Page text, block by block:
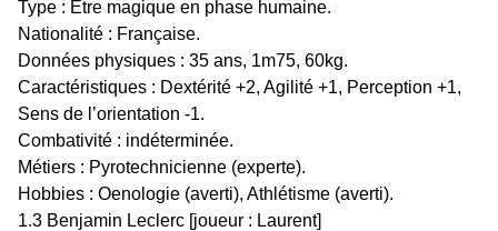
Type : Etre magique en phase humaine.
Nationalité : Française.
Données physiques : 35 ans, 1m75, 60kg.
Caractéristiques : Dextérité +2, Agilité +1, Perception +1,
Sens de l’orientation -1.
Combativité : indéterminée.
Métiers : Pyrotechnicienne (experte).
Hobbies : Oenologie (averti), Athlétisme (averti).
1.3 Benjamin Leclerc [joueur : Laurent]